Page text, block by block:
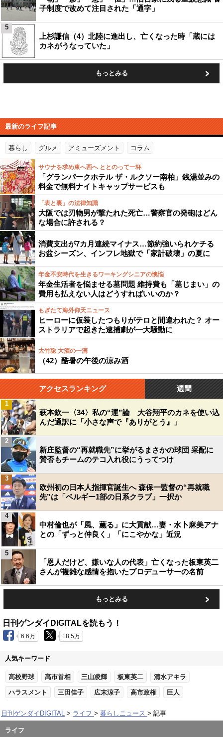
子制度で改めて注目された「通字」
上杉謙信（4）北陸に進出し、亡くなった時「蔵には
カネがうなっていた」
5
もっとみる
最新のライフ記事
暮らし グルメ アミューズメント コラム
サウナを求め東へ西へ ととのって一杯
「グランパークホテル ザ・ルクソー南柏」銭湯並みの
料金で無料ナイトキャップサービスも
「表と裏」の法律知識
大阪では刃物男が撃たれた死亡…警察官の発砲はどん
な場合に許される？
消費支出が7カ月連続マイナス…節約強いられケチる
お盆シーズン、インフレ地獄で「家計破壊」の夏に
年金不安時代を生きるワーキングシニアの懊悩
年金生活者を悩ませる墓問題 維持費も「墓じまい」の
費用も払えない人はどうすればいいのか？
もぎたて海外仰天ニュース
ヒーローに仮装したつもりがテロと間違われた？ オー
ストラリアで起きた逮捕劇が一大騒動に
大竹聡 大酒の一滴
（42）酷暑の午後の涼み酒
アクセスランキング 週間
萩本欽一〈34〉私の“運”論 大谷翔平のカネを使い込
んだ通訳に「小さな声で『ありがとう』」
1
新庄監督の“再就職先”に挙がるまさかの球団 采配に
賛否もチームのテコ入れ役にうってつけ
2
欧州初の日本人指揮官誕生へ 森保一監督の“再就職
先”は「ベルギー1部の日系クラブ」一択か
3
中村倫也が「風、薫る」に大貢献…妻・水卜麻美アナ
との「ずっと仲良く」「にこやかな」近況
4
「恩人だけど、嫌いな人の代表」亡くなった板東英二
さんが複雑な感情を抱いたプロデューサーの名前
5
もっとみる
日刊ゲンダイDIGITALを読もう！
6.6万 18.5万
人気キーワード
高校野球 高市首相 三山凌輝 板東英二 清水アキラ
ハラスメント 三田佳子 広末涼子 高市政権 巨人
日刊ゲンダイDIGITAL ライフ 暮らしニュース 記事
ライフ